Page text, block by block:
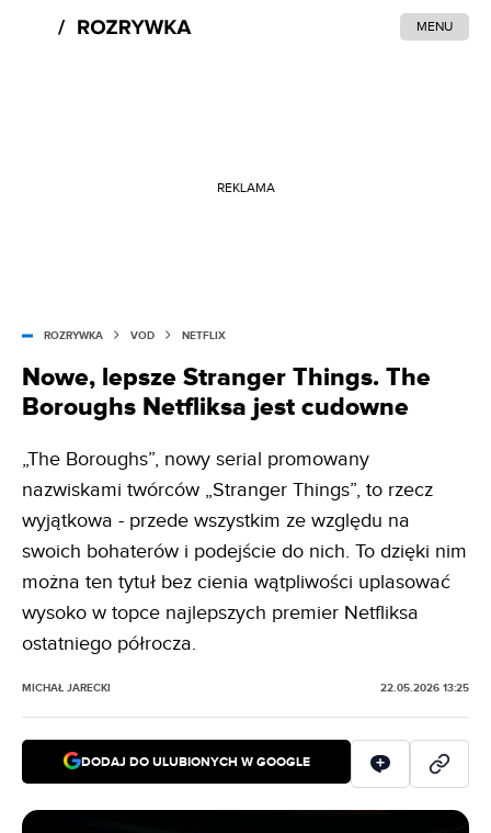
MENU
REKLAMA
ROZRYWKA VOD NETFLIX
Nowe, lepsze Stranger Things. The
Boroughs Netfliksa jest cudowne
„The Boroughs”, nowy serial promowany
nazwiskami twórców „Stranger Things”, to rzecz
wyjątkowa - przede wszystkim ze względu na
swoich bohaterów i podejście do nich. To dzięki nim
można ten tytuł bez cienia wątpliwości uplasować
wysoko w topce najlepszych premier Netfliksa
ostatniego półrocza.
MICHAŁ JARECKI 22.05.2026 13:25
DODAJ DO ULUBIONYCH W GOOGLE